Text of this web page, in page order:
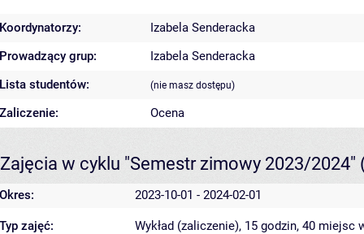
Koordynatorzy:
Izabela Senderacka
Prowadzący grup:
Izabela Senderacka
Lista studentów:
(nie masz dostępu)
Zaliczenie: Ocena
Zajęcia w cyklu "Semestr zimowy 2023/2024"
Okres: 2023-10-01 - 2024-02-01
Typ zajęć: Wykład (zaliczenie), 15 godzin, 40 miejsc